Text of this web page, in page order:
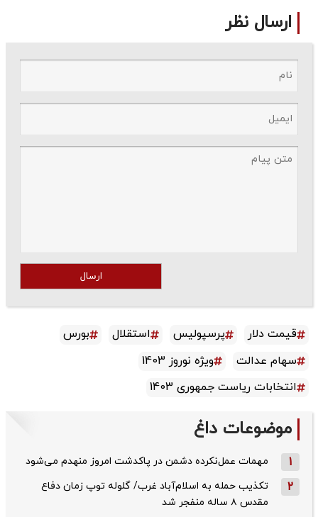
ارسال نظر
ارسال
قیمت دلار پرسپولیس استقلال
بورس
سهام عدالت
ویژه نوروز 1403
انتخابات ریاست جمهوری 1403
موضوعات داغ
1 مهمات عمل‌نکرده دشمن در پاکدشت امروز منهدم می‌شود
2
تکذیب حمله به اسلام‌آباد غرب/ گلوله توپ زمان دفاع
مقدس ۸ ساله منفجر شد